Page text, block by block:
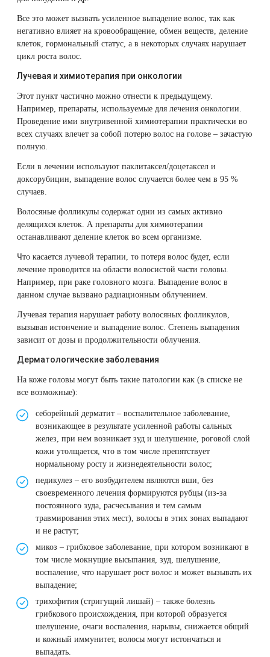
Все это может вызвать усиленное выпадение волос, так как
негативно влияет на кровообращение, обмен веществ, деление
клеток, гормональный статус, а в некоторых случаях нарушает
цикл роста волос.
Лучевая и химиотерапия при онкологии
Этот пункт частично можно отнести к предыдущему.
Например, препараты, используемые для лечения онкологии.
Проведение ими внутривенной химиотерапии практически во
всех случаях влечет за собой потерю волос на голове – зачастую
полную.
Если в лечении используют паклитаксел/доцетаксел и
доксорубицин, выпадение волос случается более чем в 95 %
случаев.
Волосяные фолликулы содержат одни из самых активно
делящихся клеток. А препараты для химиотерапии
останавливают деление клеток во всем организме.
Что касается лучевой терапии, то потеря волос будет, если
лечение проводится на области волосистой части головы.
Например, при раке головного мозга. Выпадение волос в
данном случае вызвано радиационным облучением.
Лучевая терапия нарушает работу волосяных фолликулов,
вызывая истончение и выпадение волос. Степень выпадения
зависит от дозы и продолжительности облучения.
Дерматологические заболевания
На коже головы могут быть такие патологии как (в списке не
все возможные):
себорейный дерматит – воспалительное заболевание,
возникающее в результате усиленной работы сальных
желез, при нем возникает зуд и шелушение, роговой слой
кожи утолщается, что в том числе препятствует
нормальному росту и жизнедеятельности волос;
педикулез – его возбудителем являются вши, без
своевременного лечения формируются рубцы (из-за
постоянного зуда, расчесывания и тем самым
травмирования этих мест), волосы в этих зонах выпадают
и не растут;
микоз – грибковое заболевание, при котором возникают в
том числе мокнущие высыпания, зуд, шелушение,
воспаление, что нарушает рост волос и может вызывать их
выпадение;
трихофития (стригущий лишай) – также болезнь
грибкового происхождения, при которой образуется
шелушение, очаги воспаления, нарывы, снижается общий
и кожный иммунитет, волосы могут истончаться и
выпадать.